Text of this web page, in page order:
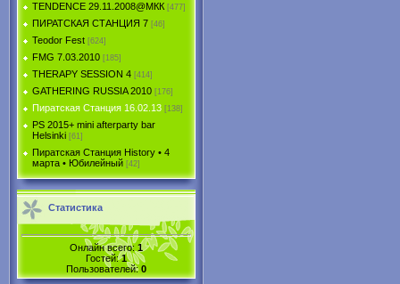
TENDЕNCE 29.11.2008@МКК [477]
ПИРАТСКАЯ СТАНЦИЯ 7 [46]
Teodor Fest [624]
FMG 7.03.2010 [185]
THERAPY SESSION 4 [414]
GATHERING RUSSIA 2010 [176]
Пиратская Станция 16.02.13 [138]
PS 2015+ mini afterparty bar
Helsinki [61]
Пиратская Станция History • 4
марта • Юбилейный [42]
Статистика
Онлайн всего: 1
Гостей:1
Пользователей:0